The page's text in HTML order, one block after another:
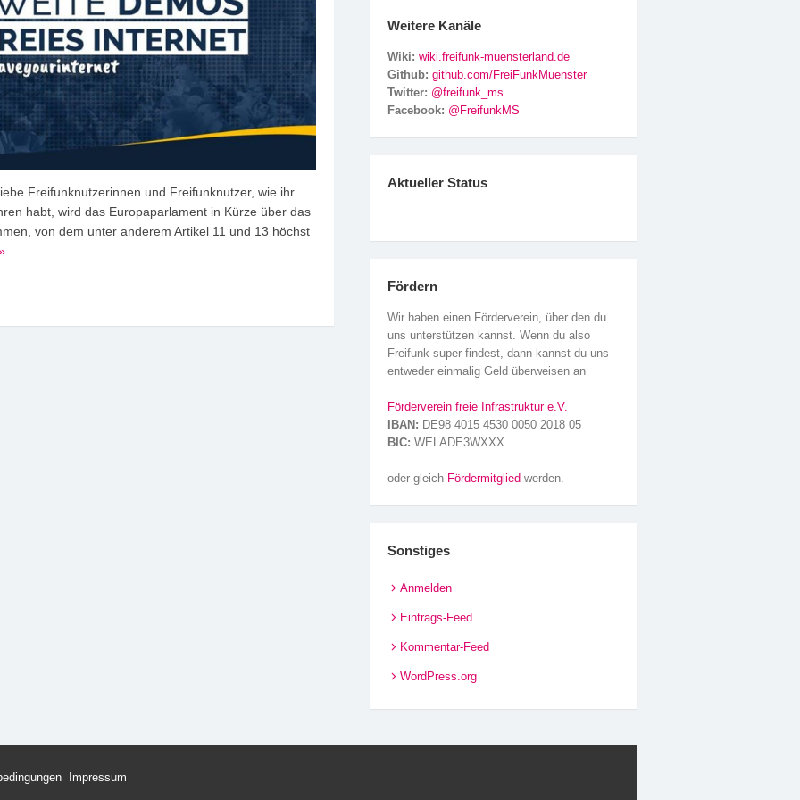
Freifunknutzerinnen und Freifunknutzer, wie ihr
habt, wird das Europaparlament in Kürze über das
von dem unter anderem Artikel 11 und 13 höchst
Weitere Kanäle
Wiki: wiki.freifunk-muensterland.de
Github: github.com/FreiFunkMuenster
Twitter: @freifunk_ms
Facebook: @FreifunkMS
Aktueller Status
Fördern
Wir haben einen Förderverein, über den du
uns unterstützen kannst. Wenn du also
Freifunk super findest, dann kannst du uns
entweder einmalig Geld überweisen an
Förderverein freie Infrastruktur e.V.
IBAN: DE98 4015 4530 0050 2018 05
BIC: WELADE3WXXX
oder gleich Fördermitglied werden.
Sonstiges
Anmelden
Eintrags-Feed
Kommentar-Feed
WordPress.org
Impressum